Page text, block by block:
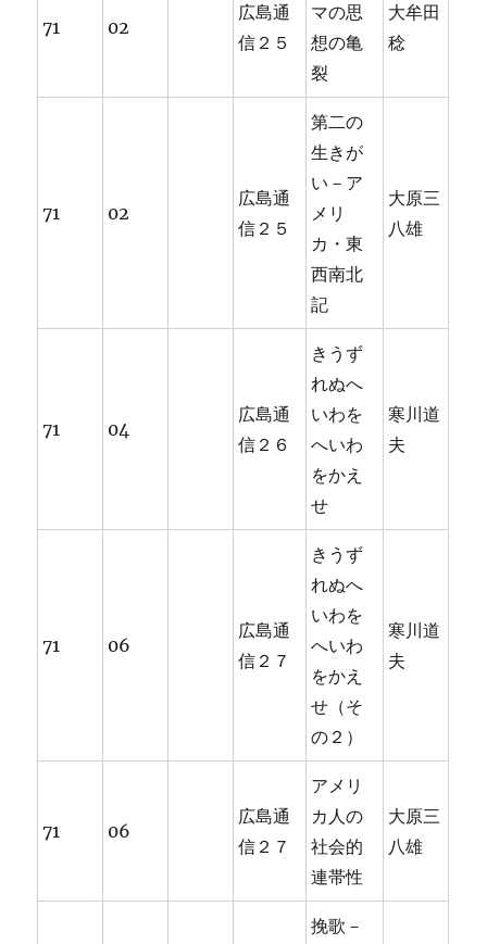
71 02
広島通
信２５
マの思
想の亀
裂
大牟田
稔
71 02
広島通
信２５
第二の
生きが
い－ア
メリ
カ・東
西南北
記
大原三
八雄
71 04
広島通
信２６
きうず
れぬへ
いわを
へいわ
をかえ
せ
寒川道
夫
71 06
広島通
信２７
きうず
れぬへ
いわを
へいわ
をかえ
せ（そ
の２）
寒川道
夫
71 06
広島通
信２７
アメリ
カ人の
社会的
連帯性
大原三
八雄
挽歌－